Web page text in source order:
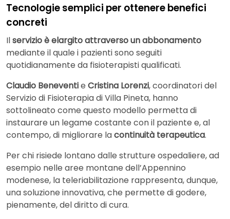
Tecnologie semplici per ottenere benefici
concreti
Ilservizio è elargito attraverso un abbonamento
mediante il quale i pazienti sono seguiti
quotidianamente da fisioterapisti qualificati.
Claudio Beneventie Cristina Lorenzi, coordinatori del
Servizio di Fisioterapia di Villa Pineta, hanno
sottolineato come questo modello permetta di
instaurare un legame costante con il paziente e, al
contempo, di migliorare lacontinuità terapeutica.
Per chi risiede lontano dalle strutture ospedaliere, ad
esempio nelle aree montane dell’Appennino
modenese, la teleriabilitazione rappresenta, dunque,
una soluzione innovativa, che permette di godere,
pienamente, del diritto di cura.